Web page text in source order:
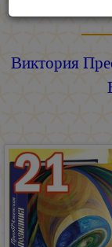
Виктория